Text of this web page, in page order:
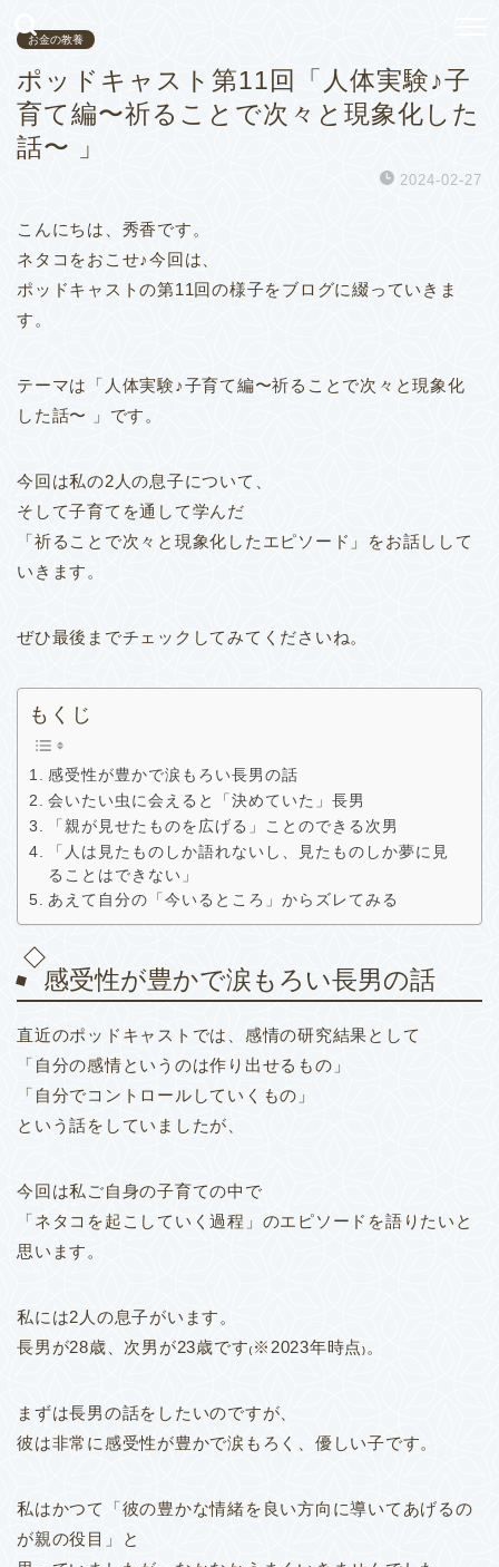
お金の教養
ポッドキャスト第11回「人体実験♪子
育て編〜祈ることで次々と現象化した
話〜 」
2024-02-27
こんにちは、秀香です。
ネタコをおこせ♪今回は、
ポッドキャストの第11回の様子をブログに綴っていきま
す。
テーマは「人体実験♪子育て編〜祈ることで次々と現象化
した話〜 」です。
今回は私の2人の息子について、
そして子育てを通して学んだ
「祈ることで次々と現象化したエピソード」をお話しして
いきます。
ぜひ最後までチェックしてみてくださいね。
もくじ
感受性が豊かで涙もろい長男の話
会いたい虫に会えると「決めていた」長男
「親が見せたものを広げる」ことのできる次男
「人は見たものしか語れないし、見たものしか夢に見
ることはできない」
あえて自分の「今いるところ」からズレてみる
感受性が豊かで涙もろい長男の話
直近のポッドキャストでは、感情の研究結果として
「自分の感情というのは作り出せるもの」
「自分でコントロールしていくもの」
という話をしていましたが、
今回は私ご自身の子育ての中で
「ネタコを起こしていく過程」のエピソードを語りたいと
思います。
私には2人の息子がいます。
長男が28歳、次男が23歳です₍※2023年時点₎。
まずは長男の話をしたいのですが、
彼は非常に感受性が豊かで涙もろく、優しい子です。
私はかつて「彼の豊かな情緒を良い方向に導いてあげるの
が親の役目」と